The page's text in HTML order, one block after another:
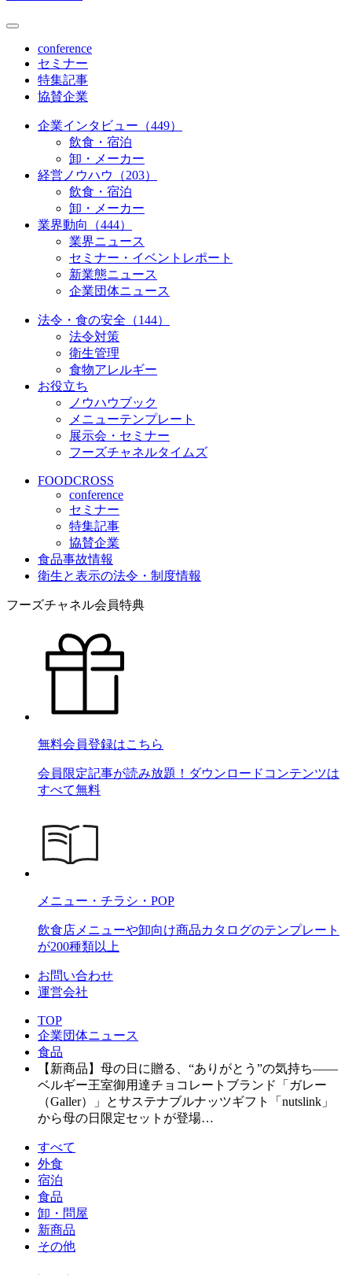
conference
セミナー
特集記事
協賛企業
企業インタビュー（449）
飲食・宿泊
卸・メーカー
経営ノウハウ（203）
飲食・宿泊
卸・メーカー
業界動向（444）
業界ニュース
セミナー・イベントレポート
新業態ニュース
企業団体ニュース
法令・食の安全（144）
法令対策
衛生管理
食物アレルギー
お役立ち
ノウハウブック
メニューテンプレート
展示会・セミナー
フーズチャネルタイムズ
FOODCROSS
conference
セミナー
特集記事
協賛企業
食品事故情報
衛生と表示の法令・制度情報
フーズチャネル会員特典
無料会員登録はこちら
会員限定記事が読み放題！ダウンロードコンテンツは
すべて無料
メニュー・チラシ・POP
飲食店メニューや卸向け商品カタログのテンプレート
が200種類以上
お問い合わせ
運営会社
TOP
企業団体ニュース
食品
【新商品】母の日に贈る、“ありがとう”の気持ち――
ベルギー王室御用達チョコレートブランド「ガレー
（Galler）」とサステナブルナッツギフト「nutslink」
から母の日限定セットが登場…
すべて
外食
宿泊
食品
卸・問屋
新商品
その他